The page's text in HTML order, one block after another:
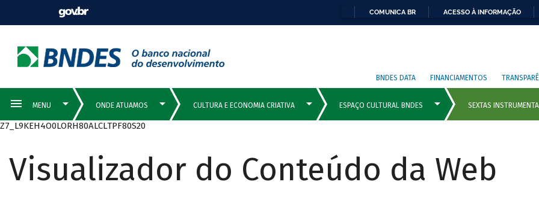
COMUNICA BR ACESSO À INFORMAÇÃO
BNDES DATA FINANCIAMENTOS
Z7_L9KEH4O0LORH80ALCLTPF80S20
Visualizador do Conteúdo da Web